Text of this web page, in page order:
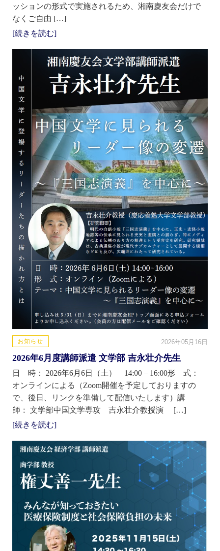
ッションの形式で実施されるため、湘南慶友会だけで
なくご自由 […]
[続きを読む]
お知らせ 2026年05月16日
2026年6月度講師派遣 文学部 吉永壮介先生
日 時： 2026年6月6日（土） 14:00 – 16:00形 式：
オンラインによる（Zoom開催を予定しておりますの
で、後日、リンクを準備して配信いたします）講
師： 文学部中国文学専攻 吉永壮介教授演 […]
[続きを読む]